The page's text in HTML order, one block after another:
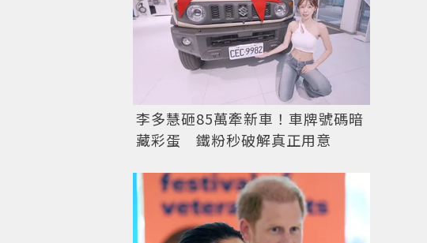
李多慧砸85萬牽新車！車牌號碼暗
藏彩蛋 鐵粉秒破解真正用意